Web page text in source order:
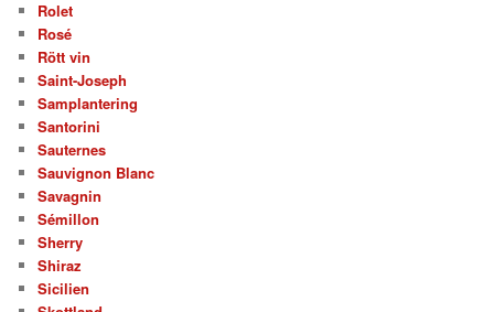
Rolet
Rosé
Rött vin
Saint-Joseph
Samplantering
Santorini
Sauternes
Sauvignon Blanc
Savagnin
Sémillon
Sherry
Shiraz
Sicilien